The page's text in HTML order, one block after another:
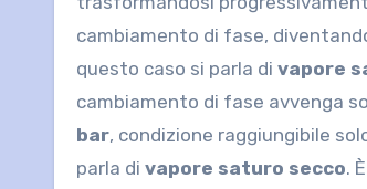
cambiamento di fase,
questo caso si parla di vapore
cambiamento di fase avvenga
bar, condizione raggiungibile
parla di vapore saturo secco.